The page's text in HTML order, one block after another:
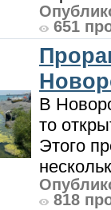
651
В
то
Этого
818